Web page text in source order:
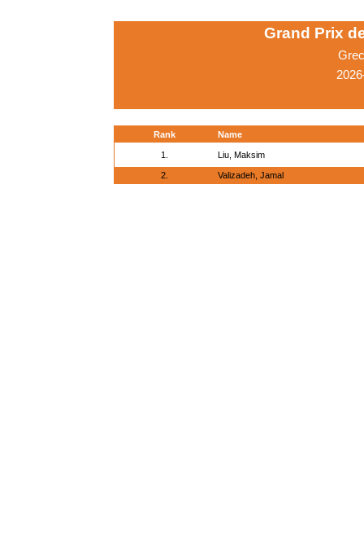
Grand Prix
Rank Name
1. Liu, Maksim
2. Valizadeh, Jamal